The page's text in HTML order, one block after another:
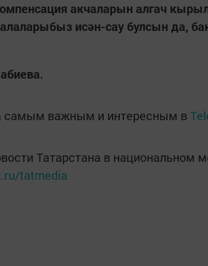
акчаларын алгач
исән-сау булсын да,
самым важным и интересным в
Татарстана в национальном
tatmedia